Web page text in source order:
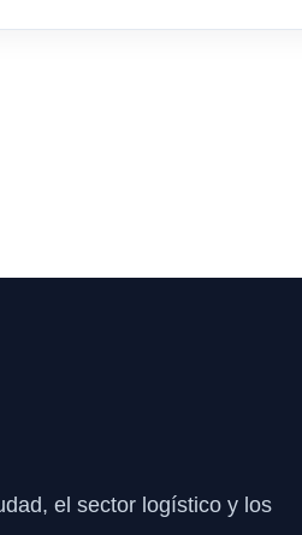
el sector logístico y los